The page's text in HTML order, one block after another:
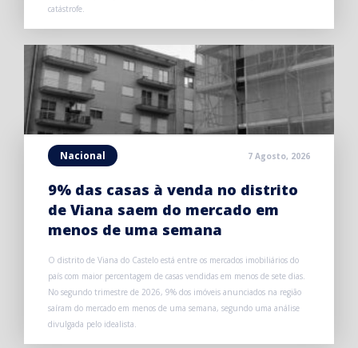
catástrofe.
Nacional 7 Agosto, 2026
9% das casas à venda no distrito
de Viana saem do mercado em
menos de uma semana
O distrito de Viana do Castelo está entre os mercados imobiliários do
país com maior percentagem de casas vendidas em menos de sete dias.
No segundo trimestre de 2026, 9% dos imóveis anunciados na região
saíram do mercado em menos de uma semana, segundo uma análise
divulgada pelo idealista.